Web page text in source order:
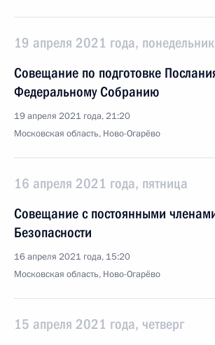
19 апреля 2021 года, понедельник
Совещание по подготовке
Федеральному Собранию
19 апреля 2021 года, 21:20
Московская область, Ново-Огарёво
16 апреля 2021 года, пятница
Совещание с постоянными
Безопасности
16 апреля 2021 года, 15:20
Московская область, Ново-Огарёво
15 апреля 2021 года, четверг